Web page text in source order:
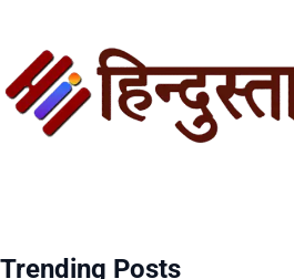
Trending Posts